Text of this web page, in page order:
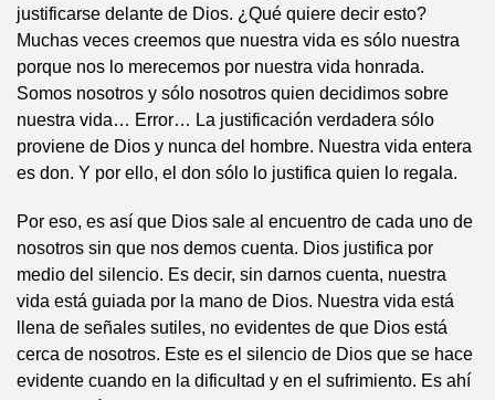
justificarse delante de Dios. ¿Qué quiere decir esto?
Muchas veces creemos que nuestra vida es sólo nuestra
porque nos lo merecemos por nuestra vida honrada.
Somos nosotros y sólo nosotros quien decidimos sobre
nuestra vida… Error… La justificación verdadera sólo
proviene de Dios y nunca del hombre. Nuestra vida entera
es don. Y por ello, el don sólo lo justifica quien lo regala.
Por eso, es así que Dios sale al encuentro de cada uno de
nosotros sin que nos demos cuenta. Dios justifica por
medio del silencio. Es decir, sin darnos cuenta, nuestra
vida está guiada por la mano de Dios. Nuestra vida está
llena de señales sutiles, no evidentes de que Dios está
cerca de nosotros. Este es el silencio de Dios que se hace
evidente cuando en la dificultad y en el sufrimiento. Es ahí